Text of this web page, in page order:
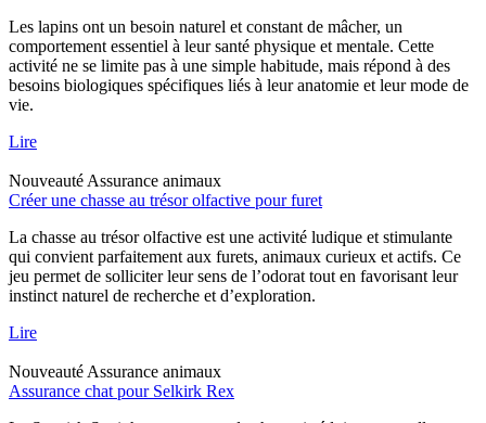
Les lapins ont un besoin naturel et constant de mâcher, un
comportement essentiel à leur santé physique et mentale. Cette
activité ne se limite pas à une simple habitude, mais répond à des
besoins biologiques spécifiques liés à leur anatomie et leur mode de
vie.
Lire
Nouveauté Assurance animaux
Créer une chasse au trésor olfactive pour furet
La chasse au trésor olfactive est une activité ludique et stimulante
qui convient parfaitement aux furets, animaux curieux et actifs. Ce
jeu permet de solliciter leur sens de l’odorat tout en favorisant leur
instinct naturel de recherche et d’exploration.
Lire
Nouveauté Assurance animaux
Assurance chat pour Selkirk Rex